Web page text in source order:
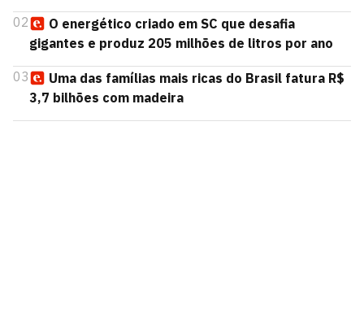
02
O energético criado em SC que desafia
gigantes e produz 205 milhões de litros por ano
03
Uma das famílias mais ricas do Brasil fatura R$
3,7 bilhões com madeira